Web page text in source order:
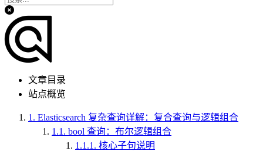
文章目录
站点概览
1. Elasticsearch 复杂查询详解：复合查询与逻辑组合
1.1. bool 查询：布尔逻辑组合
1.1.1. 核心子句说明